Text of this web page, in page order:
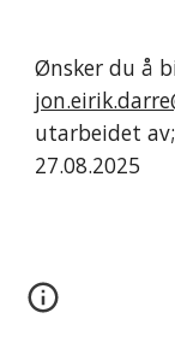
Ønsker du å
utarbeidet av;
27.08.2025